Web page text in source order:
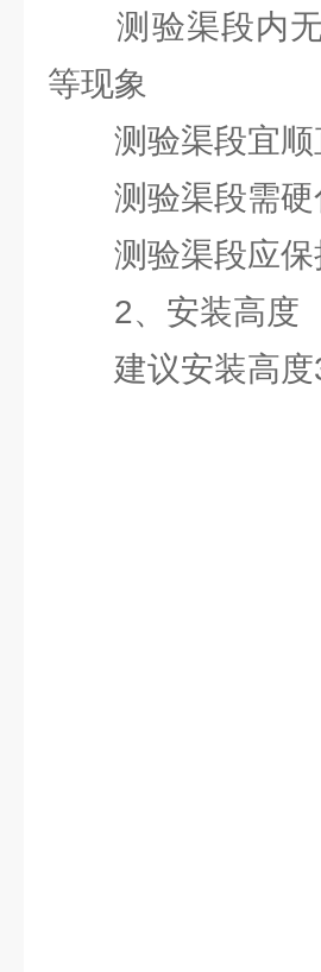
测验渠段内无
等现象
测验渠段宜顺
测验渠段需硬
测验渠段应保
2、安装高度
建议安装高度